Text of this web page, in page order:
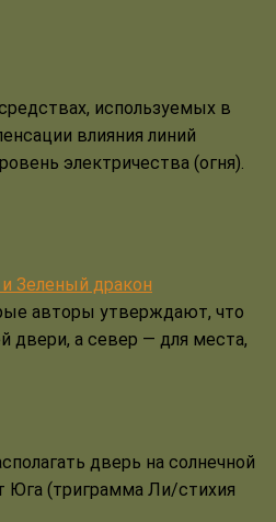
используемых в
влияния линий
электричества (огня).
Зеленый дракон
авторы утверждают, что
двери, а север — для места,
дверь на солнечной
Юга (триграмма Ли/стихия